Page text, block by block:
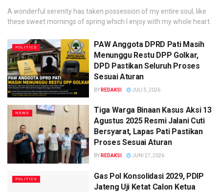
A wonderful serenity has taken possession of my entire soul, like
these sweet mornings of spring which I enjoy with my whole heart.
POLITICS
PAW Anggota DPRD Pati Masih
Menunggu Restu DPP Golkar,
DPD Pastikan Seluruh Proses
Sesuai Aturan
BY REDAKSI JULI 5, 2026
NEWS
Tiga Warga Binaan Kasus Aksi 13
Agustus 2025 Resmi Jalani Cuti
Bersyarat, Lapas Pati Pastikan
Proses Sesuai Aturan
BY REDAKSI JUNI 27, 2026
POLITICS
Gas Pol Konsolidasi 2029, PDIP
Jateng Uji Ketat Calon Ketua